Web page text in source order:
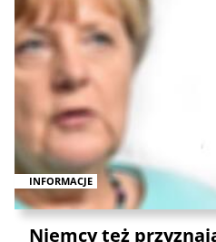
INFORMACJE
Niemcy też